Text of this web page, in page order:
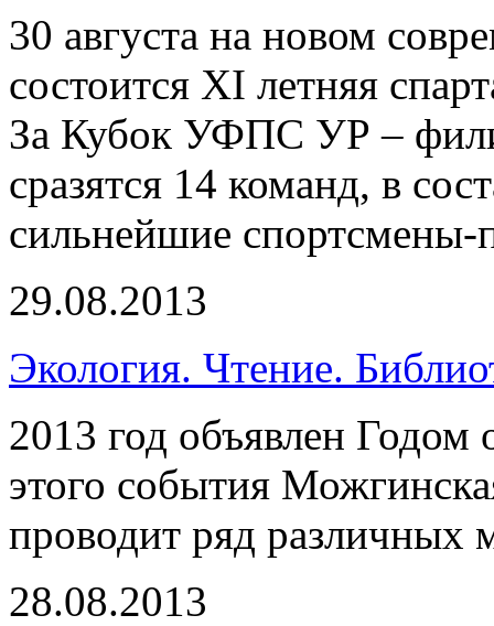
30 августа на новом
состоится XI летняя
За Кубок УФПС УР –
сразятся 14 команд, в
сильнейшие спортсмены-
29.08.2013
Экология. Чтение.
2013 год объявлен
этого события
проводит ряд различных
28.08.2013